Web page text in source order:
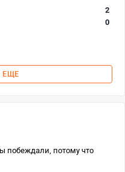
2
0
ЕЩЕ
побеждали, потому что